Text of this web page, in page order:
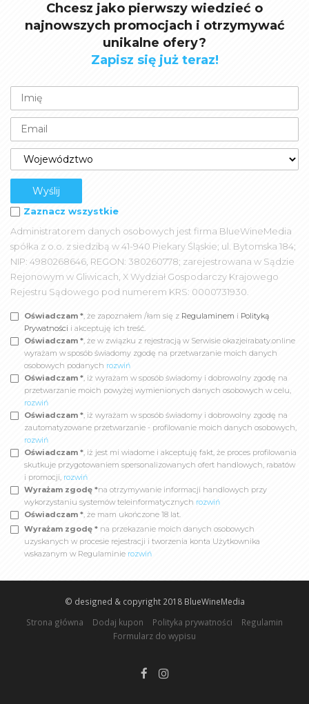
Chcesz jako pierwszy wiedzieć o
najnowszych promocjach i otrzymywać
unikalne ofery?
Zapisz się już teraz!
Zaznacz wszystkie
Administratorem danych osobowych jest firma BlueWineMedia
spółka z o.o. z siedzibą w 41-940 Piekary Śląskie; ul. Bytomska 184;
NIP: 4980268646, REGON: 380260778; zarejestrowana w Sądzie
Rejonowym w Gliwicach, X Wydział Gospodarczy Krajowego
Rejestru Sądowego pod numerem KRS: 0000731930.
Oświadczam *, że zapoznałem /łam się z Regulaminem i Polityką
Prywatności i akceptuję ich treść.
Oświadczam *, że w związku z rejestracją w Serwisie okazjeirabaty.online
wyrażam w sposób świadomy zgodę na przetwarzanie moich danych
osobowych podanych rozwiń
Oświadczam *, iż wyrażam w sposób świadomy i dobrowolny zgodę na
przetwarzanie moich powyżej wymienionych danych osobowych w celu,
rozwiń
Oświadczam *, iż wyrażam w sposób świadomy i dobrowolny zgodę na
zautomatyzowane przetwarzanie - profilowanie moich danych osobowych,
rozwiń
Oświadczam *, iż jest mi wiadome i akceptuję fakt, że proces profilowania
skutkuje przygotowaniem spersonalizowanych ofert handlowych, rabatów
i promocji, rozwiń
Wyrażam zgodę *na otrzymywanie informacji handlowych przy
wykorzystaniu systemów teleinformatycznych rozwiń
Oświadczam *, że mam ukończone 18 lat.
Wyrażam zgodę * na przekazanie moich danych osobowych
uzyskanych w procesie rejestracji i tworzenia konta Użytkownika
wskazanym w Regulaminie rozwiń
© designed & copyright 2018 BlueWineMedia
Strona główna
Dodaj kupon Polityka prywatności
Regulamin
Formularz do wypisu